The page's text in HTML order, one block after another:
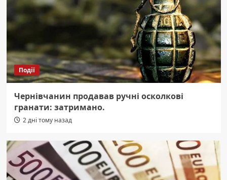
Події
Чернівчанин продавав ручні осколкові
гранати: затримано.
2 дні тому назад